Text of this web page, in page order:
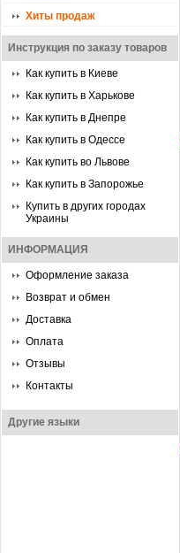
Хиты продаж
Инструкция по заказу товаров
Как купить в Киеве
Как купить в Харькове
Как купить в Днепре
Как купить в Одессе
Как купить во Львове
Как купить в Запорожье
Купить в других городах
Украины
ИНФОРМАЦИЯ
Оформление заказа
Возврат и обмен
Доставка
Оплата
Отзывы
Контакты
Другие языки